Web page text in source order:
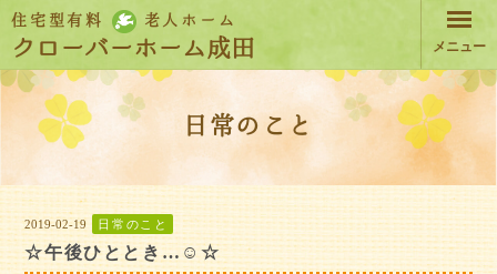
クローバーホーム成田
住宅型有料
老人ホーム
メニュー
日常のこと
2019-02-19 日常のこと
☆午後ひととき…☺️☆